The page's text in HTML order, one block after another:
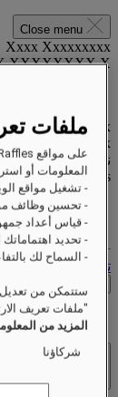
Close menu
Xxxx Xxxxxxxxx
XXXXXXXX X
xxxxxxxx
until
xx/xx/xxxx
نقاط المكافآت
XXX
pts
حساب
حجوزاتك
تسجيل الخروج
التحقق من الأسعار
فتح القائمة
ملفات
المعلومات أو
- تشغيل مواقع
- تحسين وظائف
- قياس أعداد
- تحديد اهتماماتك
- السماح لك
ستتمكن من
"ملفات تعريف
المزيد من
شركاؤنا